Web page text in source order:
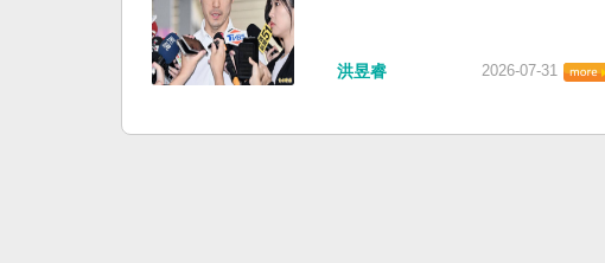
洪昱睿 2026-07-31